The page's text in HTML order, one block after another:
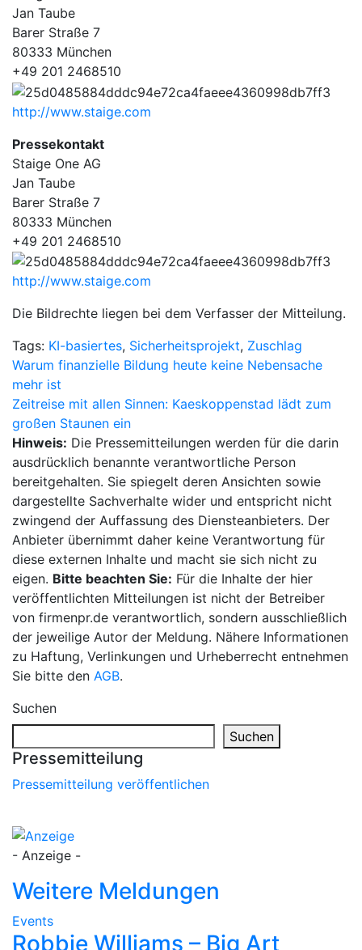
Jan Taube
Barer Straße 7
80333 München
+49 201 2468510
http://www.staige.com
Pressekontakt
Staige One AG
Jan Taube
Barer Straße 7
80333 München
+49 201 2468510
http://www.staige.com
Die Bildrechte liegen bei dem Verfasser der Mitteilung.
Tags: KI-basiertes, Sicherheitsprojekt, Zuschlag
Beitragsnavigation
Warum finanzielle Bildung heute keine Nebensache
mehr ist
Zeitreise mit allen Sinnen: Kaeskoppenstad lädt zum
großen Staunen ein
Hinweis: Die Pressemitteilungen werden für die darin
ausdrücklich benannte verantwortliche Person
bereitgehalten. Sie spiegelt deren Ansichten sowie
dargestellte Sachverhalte wider und entspricht nicht
zwingend der Auffassung des Diensteanbieters. Der
Anbieter übernimmt daher keine Verantwortung für
diese externen Inhalte und macht sie sich nicht zu
eigen. Bitte beachten Sie: Für die Inhalte der hier
veröffentlichten Mitteilungen ist nicht der Betreiber
von firmenpr.de verantwortlich, sondern ausschließlich
der jeweilige Autor der Meldung. Nähere Informationen
zu Haftung, Verlinkungen und Urheberrecht entnehmen
Sie bitte den AGB.
Suchen
Suchen
Pressemitteilung
Pressemitteilung veröffentlichen
- Anzeige -
Weitere Meldungen
Events
Robbie Williams – Big Art